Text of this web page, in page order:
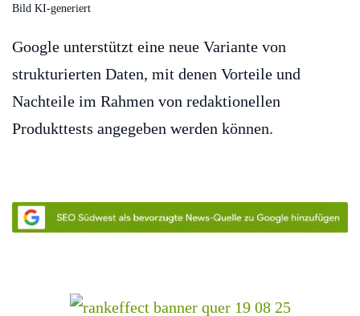
Bild KI-generiert
Google unterstützt eine neue Variante von
strukturierten Daten, mit denen Vorteile und
Nachteile im Rahmen von redaktionellen
Produkttests angegeben werden können.